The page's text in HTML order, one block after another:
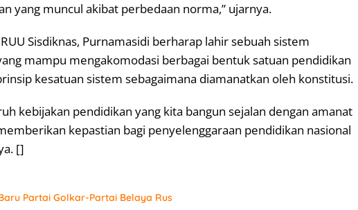
yang muncul akibat perbedaan norma,” ujarnya.
Sisdiknas, Purnamasidi berharap lahir sebuah sistem
mampu mengakomodasi berbagai bentuk satuan pendidikan
kesatuan sistem sebagaimana diamanatkan oleh konstitusi.
kebijakan pendidikan yang kita bangun sejalan dengan amanat
kepastian bagi penyelenggaraan pendidikan nasional
[]
Partai Golkar-Partai Belaya Rus